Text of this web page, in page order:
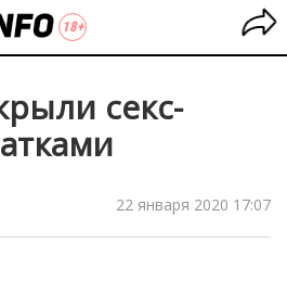
секс-
22 января 2020 17:07